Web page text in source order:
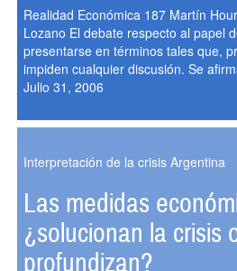
Realidad Económica 187 Martín
Lozano El debate respecto al papel
presentarse en términos tales que,
impiden cualquier discusión. Se
Julio 31, 2006
Interpretación de la crisis Argentina
Las medidas
¿solucionan la crisis
profundizan?